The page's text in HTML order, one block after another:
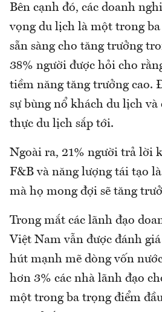
Bên cạnh đó, các doanh
vọng du lịch là một trong
sẵn sàng cho tăng trưởng
38% người được hỏi cho
tiềm năng tăng trưởng cao.
sự bùng nổ khách du lịch và
thực du lịch sắp tới.
Ngoài ra, 21% người trả lời
F&B và năng lượng tái tạo
mà họ mong đợi sẽ tăng
Trong mắt các lãnh đạo
Việt Nam vẫn được đánh
hút mạnh mẽ dòng vốn
hơn 3% các nhà lãnh đạo
một trong ba trọng điểm